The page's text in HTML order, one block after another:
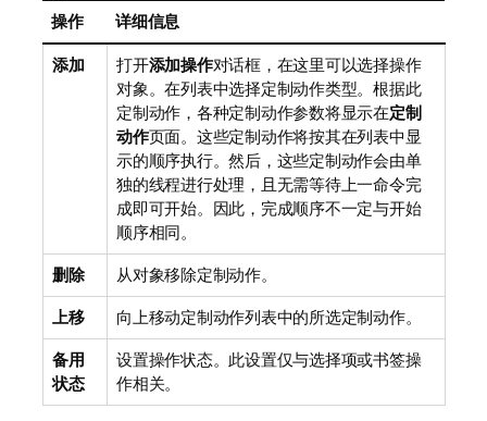
操作 详细信息
添加 打开添加操作对话框，在这里可以选择操作
对象。在列表中选择定制动作类型。根据此
定制动作，各种定制动作参数将显示在定制
动作页面。这些定制动作将按其在列表中显
示的顺序执行。然后，这些定制动作会由单
独的线程进行处理，且无需等待上一命令完
成即可开始。因此，完成顺序不一定与开始
顺序相同。
删除 从对象移除定制动作。
上移 向上移动定制动作列表中的所选定制动作。
备用
状态
设置操作状态。此设置仅与选择项或书签操
作相关。